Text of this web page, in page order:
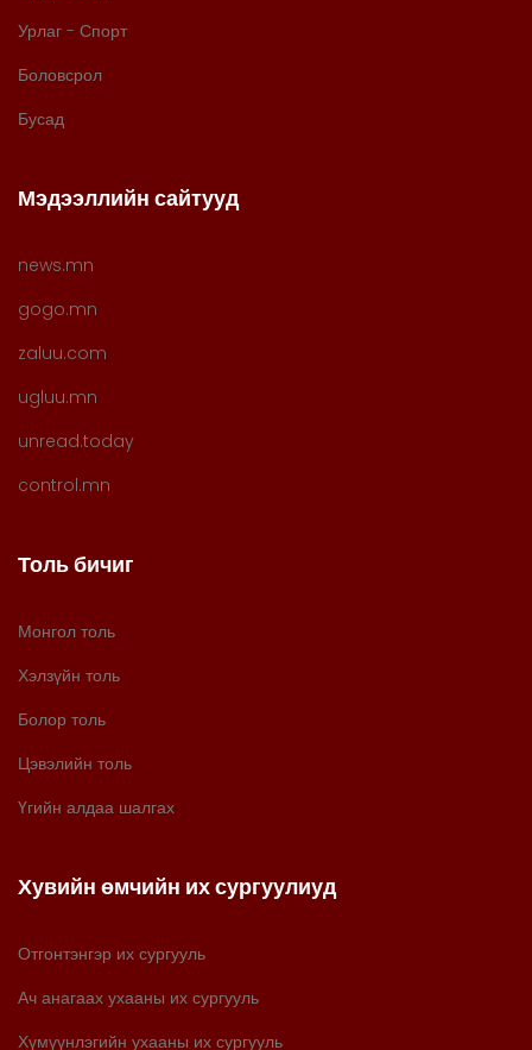
Урлаг - Спорт
Боловсрол
Бусад
Мэдээллийн сайтууд
news.mn
gogo.mn
zaluu.com
ugluu.mn
unread.today
control.mn
Толь бичиг
Монгол толь
Хэлзүйн толь
Болор толь
Цэвэлийн толь
Үгийн алдаа шалгах
Хувийн өмчийн их сургуулиуд
Отгонтэнгэр их сургууль
Ач анагаах ухааны их сургууль
Хүмүүнлэгийн ухааны их сургууль